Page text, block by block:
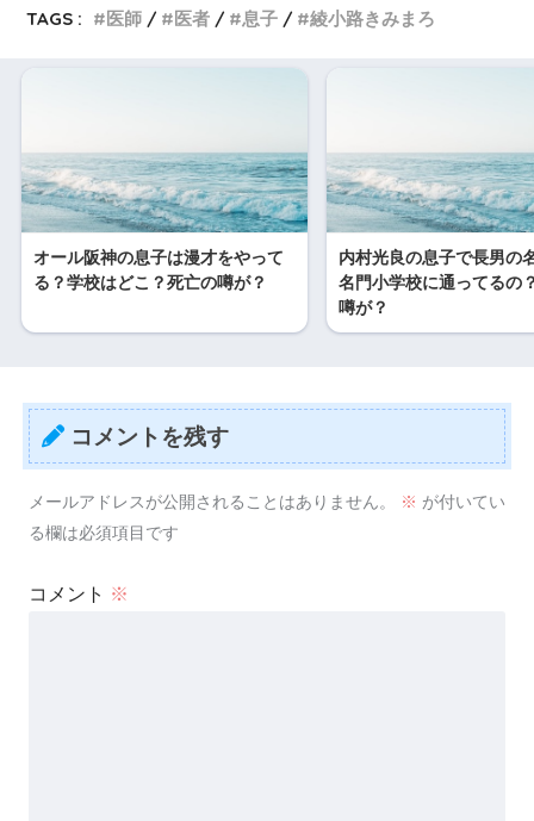
TAGS : 医師 医者 息子 綾小路きみまろ
オール阪神の息子は漫才をやって
る？学校はどこ？死亡の噂が？
内村光良の息子で長男の
名門小学校に通ってるの
噂が？
コメントを残す
メールアドレスが公開されることはありません。 ※ が付いてい
る欄は必須項目です
コメント ※